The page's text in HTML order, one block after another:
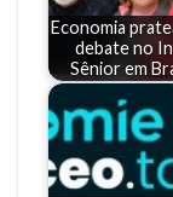
Economia
debate no
Sênior em